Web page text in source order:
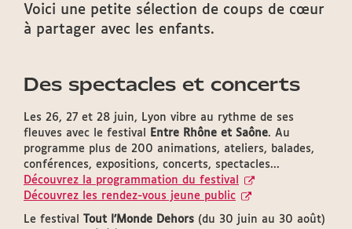
Voici une petite sélection de coups de cœur
à partager avec les enfants.
Des spectacles et concerts
Les 26, 27 et 28 juin, Lyon vibre au rythme de ses
fleuves avec le festival
Entre Rhône et Saône. Au
programme plus de 200 animations, ateliers, balades,
conférences, expositions, concerts, spectacles...
Découvrez la programmation du festival
Découvrez les rendez-vous jeune public
Le festival Tout l’Monde Dehors (du 30 juin au 30 août)